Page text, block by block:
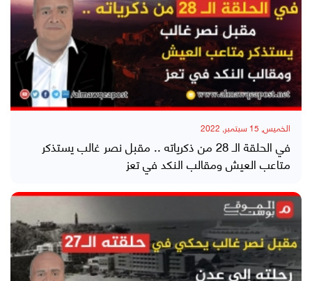
الخميس, 15 سبتمبر, 2022
في الحلقة الـ 28 من ذكرياته .. مقبل نصر غالب يستذكر
متاعب العيش ومقالب النكد في تعز